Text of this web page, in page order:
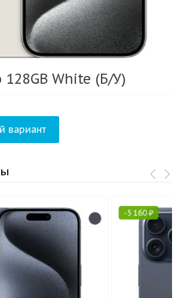
128GB White (Б/У)
вариант
-5 160₽